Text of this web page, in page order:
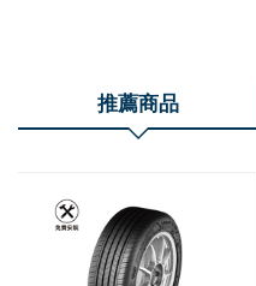
推薦商品